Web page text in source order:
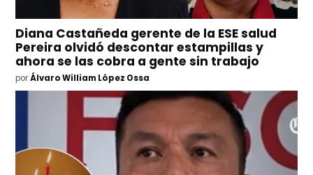
Diana Castañeda gerente de la ESE salud
Pereira olvidó descontar estampillas y
ahora se las cobra a gente sin trabajo
por Álvaro William López Ossa